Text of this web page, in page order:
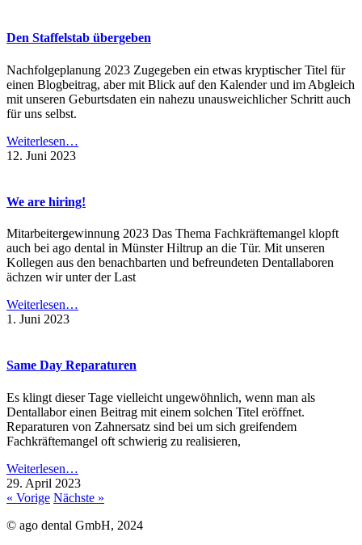
Den Staffelstab übergeben
Nachfolgeplanung 2023 Zugegeben ein etwas kryptischer Titel für
einen Blogbeitrag, aber mit Blick auf den Kalender und im Abgleich
mit unseren Geburtsdaten ein nahezu unausweichlicher Schritt auch
für uns selbst.
Weiterlesen…
12. Juni 2023
We are hiring!
Mitarbeitergewinnung 2023 Das Thema Fachkräftemangel klopft
auch bei ago dental in Münster Hiltrup an die Tür. Mit unseren
Kollegen aus den benachbarten und befreundeten Dentallaboren
ächzen wir unter der Last
Weiterlesen…
1. Juni 2023
Same Day Reparaturen
Es klingt dieser Tage vielleicht ungewöhnlich, wenn man als
Dentallabor einen Beitrag mit einem solchen Titel eröffnet.
Reparaturen von Zahnersatz sind bei um sich greifendem
Fachkräftemangel oft schwierig zu realisieren,
Weiterlesen…
29. April 2023
« Vorige Nächste »
© ago dental GmbH, 2024